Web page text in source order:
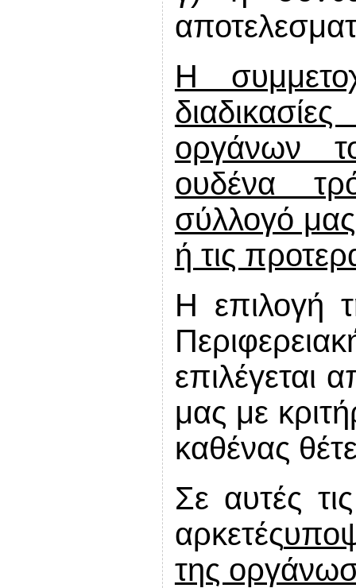
Η
οργάνων
ουδένα
σύλλογό
ή τις
Η επιλογή
επιλέγεται
μας με
καθένας
Σε αυτές
αρκετές
της